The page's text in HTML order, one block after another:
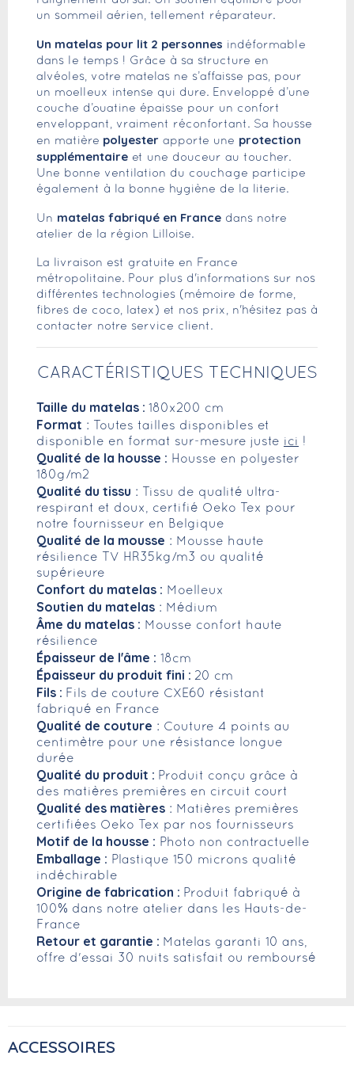
un sommeil aérien, tellement réparateur.
Un matelas pour lit 2 personnes indéformable
dans le temps ! Grâce à sa structure en
alvéoles, votre matelas ne s’affaisse pas, pour
un moelleux intense qui dure. Enveloppé d’une
couche d’ouatine épaisse pour un confort
enveloppant, vraiment réconfortant. Sa housse
en matière polyester apporte une protection
supplémentaire et une douceur au toucher.
Une bonne ventilation du couchage participe
également à la bonne hygiène de la literie.
Un matelas fabriqué en France dans notre
atelier de la région Lilloise.
La livraison est gratuite en France
métropolitaine. Pour plus d'informations sur nos
différentes technologies (mémoire de forme,
fibres de coco, latex) et nos prix, n'hésitez pas à
contacter notre service client.
CARACTÉRISTIQUES TECHNIQUES
Taille du matelas : 180x200 cm
Format : Toutes tailles disponibles et
disponible en format sur-mesure juste ici !
Qualité de la housse : Housse en polyester
180g/m2
Qualité du tissu : Tissu de qualité ultra-
respirant et doux, certifié Oeko Tex pour
notre fournisseur en Belgique
Qualité de la mousse : Mousse haute
résilience TV HR35kg/m3 ou qualité
supérieure
Confort du matelas : Moelleux
Soutien du matelas : Médium
Âme du matelas : Mousse confort haute
résilience
Épaisseur de l'âme : 18cm
Épaisseur du produit fini : 20 cm
Fils : Fils de couture CXE60 résistant
fabriqué en France
Qualité de couture : Couture 4 points au
centimètre pour une résistance longue
durée
Qualité du produit : Produit conçu grâce à
des matières premières en circuit court
Qualité des matières : Matières premières
certifiées Oeko Tex par nos fournisseurs
Motif de la housse : Photo non contractuelle
Emballage : Plastique 150 microns qualité
indéchirable
Origine de fabrication : Produit fabriqué à
100% dans notre atelier dans les Hauts-de-
France
Retour et garantie : Matelas garanti 10 ans,
offre d'essai 30 nuits satisfait ou remboursé
ACCESSOIRES